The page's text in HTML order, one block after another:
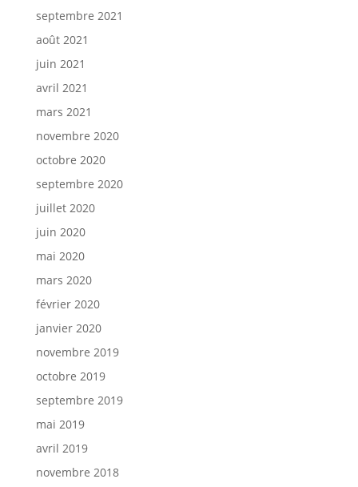
septembre 2021
août 2021
juin 2021
avril 2021
mars 2021
novembre 2020
octobre 2020
septembre 2020
juillet 2020
juin 2020
mai 2020
mars 2020
février 2020
janvier 2020
novembre 2019
octobre 2019
septembre 2019
mai 2019
avril 2019
novembre 2018